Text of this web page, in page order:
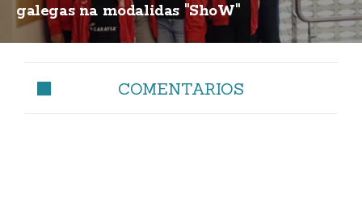
galegas na modalidas "ShoW"
COMENTARIOS